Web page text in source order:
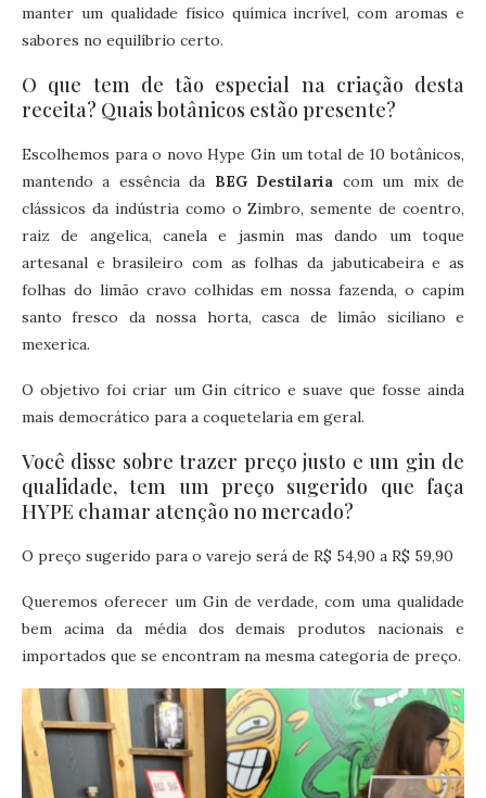
manter um qualidade físico química incrível, com aromas e
sabores no equilíbrio certo.
O que tem de tão especial na criação desta
receita? Quais botânicos estão presente?
Escolhemos para o novo Hype Gin um total de 10 botânicos,
mantendo a essência da BEG Destilaria com um mix de
clássicos da indústria como o Zimbro, semente de coentro,
raiz de angelica, canela e jasmin mas dando um toque
artesanal e brasileiro com as folhas da jabuticabeira e as
folhas do limão cravo colhidas em nossa fazenda, o capim
santo fresco da nossa horta, casca de limão siciliano e
mexerica.
O objetivo foi criar um Gin cítrico e suave que fosse ainda
mais democrático para a coquetelaria em geral.
Você disse sobre trazer preço justo e um gin de
qualidade, tem um preço sugerido que faça
HYPE chamar atenção no mercado?
O preço sugerido para o varejo será de R$ 54,90 a R$ 59,90
Queremos oferecer um Gin de verdade, com uma qualidade
bem acima da média dos demais produtos nacionais e
importados que se encontram na mesma categoria de preço.